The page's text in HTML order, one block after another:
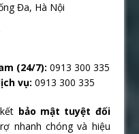
Đa, Hà Nội
(24/7): 0913 300 335
vụ: 0913 300 335
bảo mật tuyệt đối
nhanh chóng và hiệu